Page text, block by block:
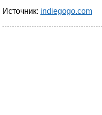
Источник: indiegogo.com